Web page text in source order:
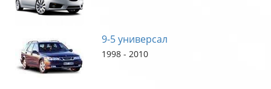
9-5 универсал
1998 - 2010